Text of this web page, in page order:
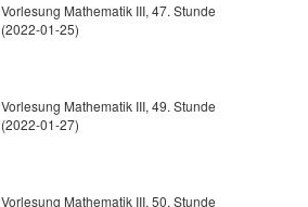
Vorlesung Mathematik III, 47. Stunde
(2022-01-25)
Vorlesung Mathematik III, 49. Stunde
(2022-01-27)
Vorlesung Mathematik III, 50. Stunde